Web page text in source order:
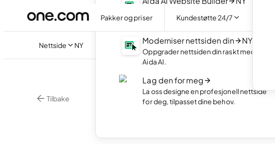
Pakker og priser Kundestøtte 24/7
Nettside NY
AI.
Moderniser nettsiden din NY
Oppgrader nettsiden din raskt med
Aida AI.
Lag den for meg
La oss designe en profesjonell nettside
for deg, tilpasset dine behov.
Tilbake